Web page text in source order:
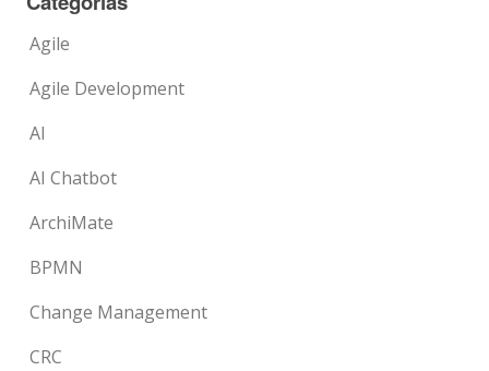
Agile
Agile Development
AI
AI Chatbot
ArchiMate
BPMN
Change Management
CRC